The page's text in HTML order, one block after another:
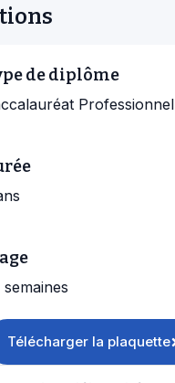
de diplôme
Professionnel
semaines
Télécharger la plaquette